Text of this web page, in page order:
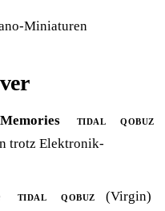
Miniaturen
TIDAL QOBUZ
trotz Elektronik-
TIDAL QOBUZ (Virgin)